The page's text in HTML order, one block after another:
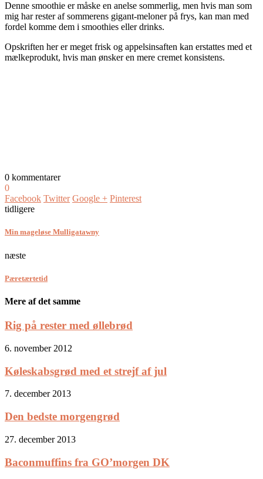
Denne smoothie er måske en anelse sommerlig, men hvis man som
mig har rester af sommerens gigant-meloner på frys, kan man med
fordel komme dem i smoothies eller drinks.
Opskriften her er meget frisk og appelsinsaften kan erstattes med et
mælkeprodukt, hvis man ønsker en mere cremet konsistens.
0 kommentarer
0
Facebook Twitter Google + Pinterest
tidligere
Min mageløse Mulligatawny
næste
Pæretærtetid
Mere af det samme
Rig på rester med øllebrød
6. november 2012
Køleskabsgrød med et strejf af jul
7. december 2013
Den bedste morgengrød
27. december 2013
Baconmuffins fra GO’morgen DK